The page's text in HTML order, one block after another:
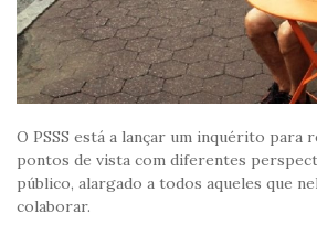
O PSSS está a lançar um inquérito para
pontos de vista com diferentes
público, alargado a todos aqueles que
colaborar.